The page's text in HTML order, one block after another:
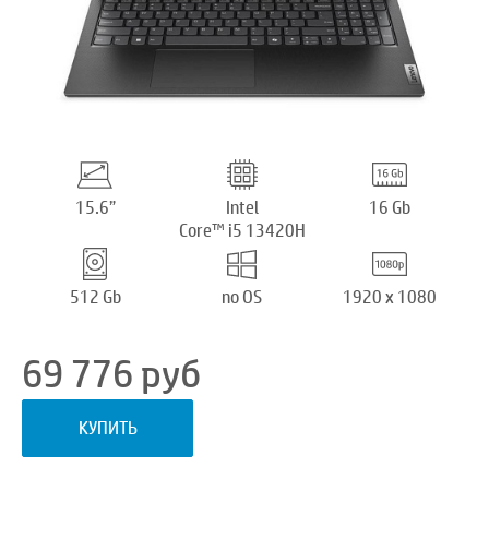
15.6”
Intel
Core™ i5 13420H
16 Gb
512 Gb no OS 1920 x 1080
69 776руб
КУПИТЬ